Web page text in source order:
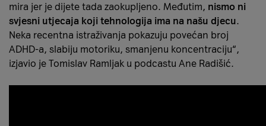
mira jer je dijete tada zaokupljeno. Međutim, nismo ni
svjesni utjecaja koji tehnologija ima na našu djecu.
Neka recentna istraživanja pokazuju povećan broj
ADHD-a, slabiju motoriku, smanjenu koncentraciju“,
izjavio je Tomislav Ramljak u podcastu Ane Radišić.